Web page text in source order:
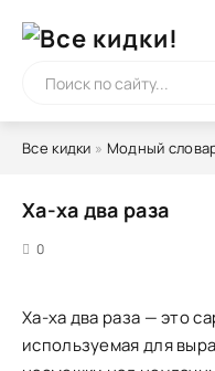
Все кидки » Модный
Ха-ха два раза
0
Ха-ха два раза — это
используемая для